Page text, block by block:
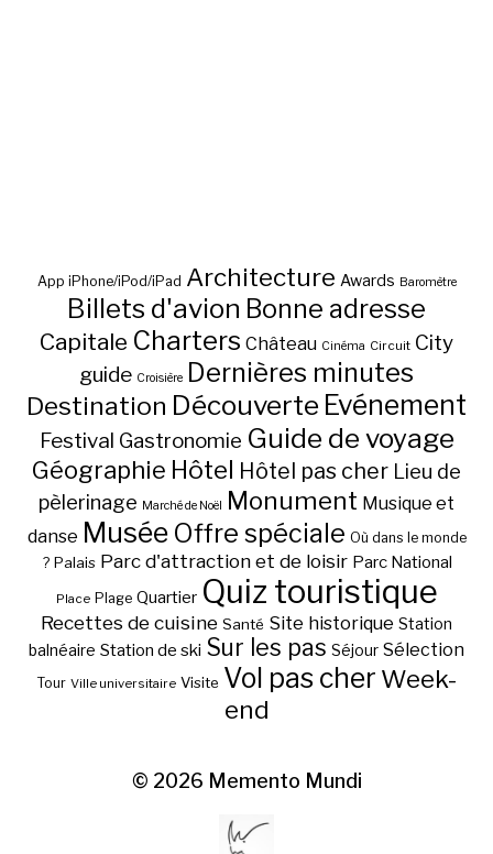
App iPhone/iPod/iPad Architecture Awards Baromètre
Billets d'avion Bonne adresse
Capitale Charters Château Cinéma Circuit City
guide Croisière Dernières minutes
Destination Découverte Evénement
Festival Gastronomie Guide de voyage
Géographie Hôtel Hôtel pas cher Lieu de
pèlerinage Marché de Noël Monument Musique et
danse Musée Offre spéciale Où dans le monde
? Palais Parc d'attraction et de loisir Parc National
Place Plage Quartier Quiz touristique
Recettes de cuisine Santé Site historique Station
balnéaire Station de ski Sur les pas Séjour Sélection
Tour Ville universitaire Visite Vol pas cher Week-
end
© 2026 Memento Mundi